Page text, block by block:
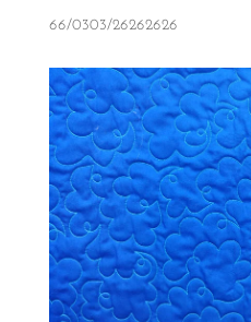
66/0303/26262626